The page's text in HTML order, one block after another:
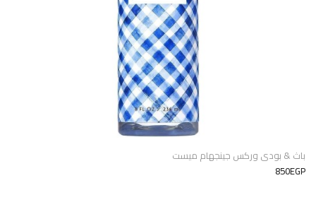
باث & بودى وركس جينجهام ميست
850EGP